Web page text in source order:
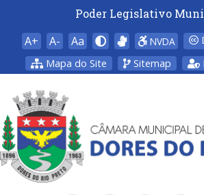
Poder Legislativo
A+ A- Aa NVDA
Mapa do Site
Sitemap